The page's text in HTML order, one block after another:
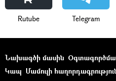
Rutube Telegram
Նախագծի մասին
Կապ Մամուլի